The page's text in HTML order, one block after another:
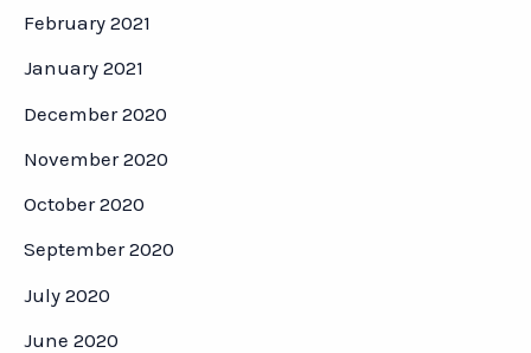
February 2021
January 2021
December 2020
November 2020
October 2020
September 2020
July 2020
June 2020